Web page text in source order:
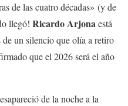
de las cuatro décadas» (y de
llegó! Ricardo Arjonaestá
un silencio que olía a retiro
que el 2026 será el año
de la noche a la